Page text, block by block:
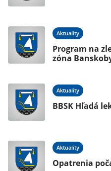
Aktuality
Program na
zóna
Aktuality
BBSK Hľadá
Aktuality
Opatrenia